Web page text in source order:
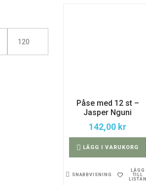
Påse med 12 st –
Jasper Nguni
142,00 kr
LÄGG I VARUKORG
SNABBVISNING
LÄGG
TILL
LISTAN
pris
pris